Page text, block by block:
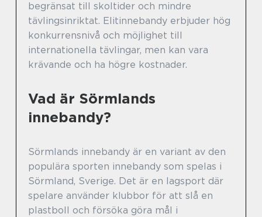
begränsat till skoltider och mindre
tävlingsinriktat. Elitinnebandy erbjuder hög
konkurrensnivå och möjlighet till
internationella tävlingar, men kan vara
krävande och ha högre kostnader.
Vad är Sörmlands
innebandy?
Sörmlands innebandy är en variant av den
populära sporten innebandy som spelas i
Sörmland, Sverige. Det är en lagsport där
spelare använder klubbor för att slå en
plastboll och försöka göra mål i